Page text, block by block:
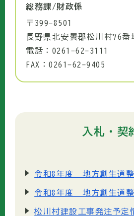
総務課/財政係
〒399-8501
長野県北安曇郡松川村76番
電話：0261-62-3111
FAX：0261-62-9405
入札・契
松川村建設工事発注予定